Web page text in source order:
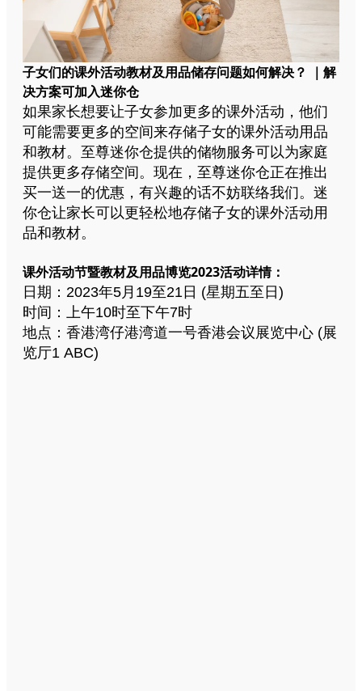
子女们的课外活动教材及用品储存问题如何解决？ ｜解
决方案可加入迷你仓
如果家长想要让子女参加更多的课外活动，他们
可能需要更多的空间来存储子女的课外活动用品
和教材。至尊迷你仓提供的储物服务可以为家庭
提供更多存储空间。现在，至尊迷你仓正在推出
买一送一的优惠，有兴趣的话不妨联络我们。迷
你仓让家长可以更轻松地存储子女的课外活动用
品和教材。
课外活动节暨教材及用品博览2023活动详情：
日期：2023年5月19至21日 (星期五至日)
时间：上午10时至下午7时
地点：香港湾仔港湾道一号香港会议展览中心 (展
览厅1 ABC)